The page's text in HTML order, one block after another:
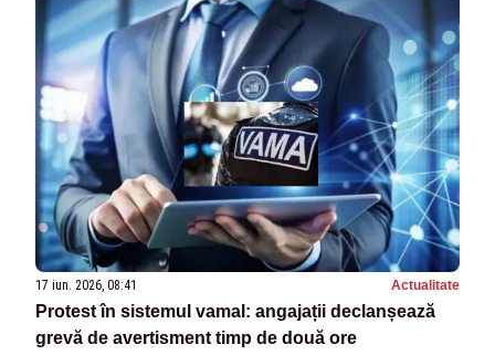
17 iun. 2026, 08:41 Actualitate
Protest în sistemul vamal: angajații declanșează
grevă de avertisment timp de două ore